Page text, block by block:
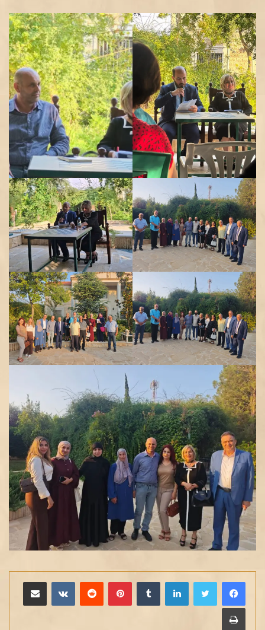
لينكدإن بينتيريست مشاركة عبر البريد
طباعة